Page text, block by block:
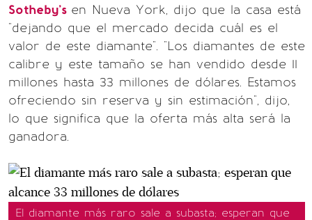
Sotheby's en Nueva York, dijo que la casa está
"dejando que el mercado decida cuál es el
valor de este diamante". "Los diamantes de este
calibre y este tamaño se han vendido desde 11
millones hasta 33 millones de dólares. Estamos
ofreciendo sin reserva y sin estimación", dijo,
lo que significa que la oferta más alta será la
ganadora.
El diamante más raro sale a subasta; esperan que